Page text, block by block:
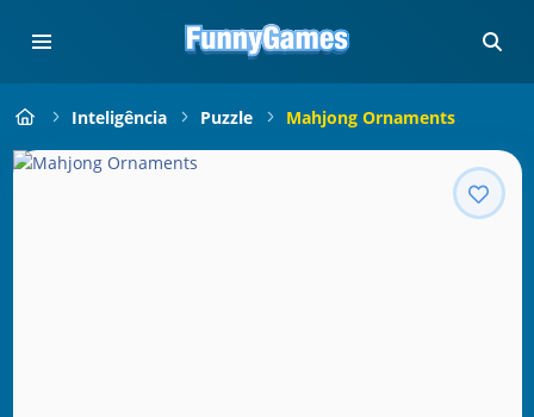
Inteligência Puzzle Mahjong Ornaments